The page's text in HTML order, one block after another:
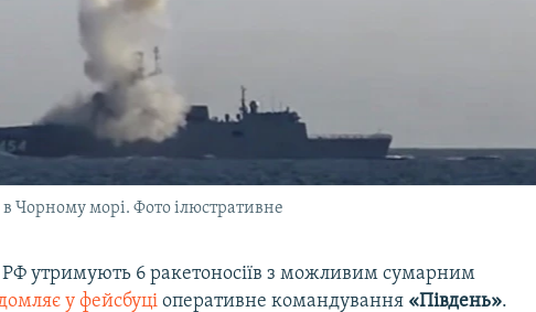
Чорному морі. Фото ілюстративне
утримують 6 ракетоносіїв з можливим сумарним
у фейсбуці оперативне командування «Південь».